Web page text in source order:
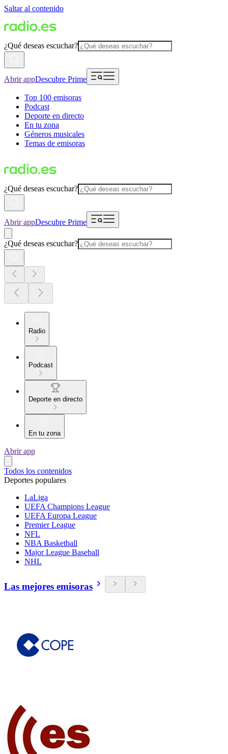
Saltar al contenido
¿Qué deseas escuchar?
Abrir appDescubre Prime
Top 100 emisoras
Podcast
Deporte en directo
En tu zona
Géneros musicales
Temas de emisoras
¿Qué deseas escuchar?
Abrir appDescubre Prime
¿Qué deseas escuchar?
Radio
Podcast
Deporte en directo
En tu zona
Abrir app
Todos los contenidos
Deportes populares
LaLiga
UEFA Champions League
UEFA Europa League
Premier League
NFL
NBA Basketball
Major League Baseball
NHL
Las mejores emisoras